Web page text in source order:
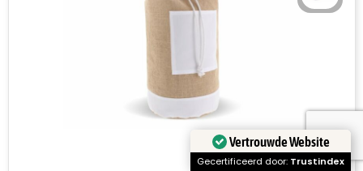
Vertrouwde Website
Gecertificeerd door: Trustindex